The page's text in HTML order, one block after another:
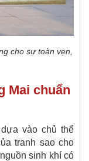
cho sự toàn vẹn,
Mai chuẩn
vào chủ thể
tranh sao cho
sinh khí có